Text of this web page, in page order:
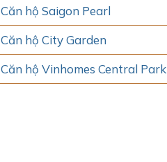
Căn hộ Saigon Pearl
Căn hộ City Garden
Căn hộ Vinhomes Central Park